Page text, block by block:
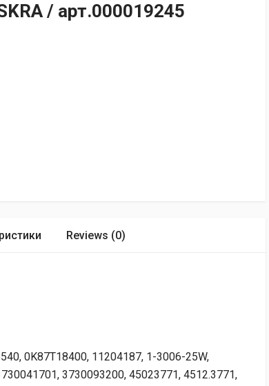
/ арт.000019245
Reviews (0)
0K87T18400, 11204187, 1-3006-25W,
3730093200, 45023771, 4512.3771,